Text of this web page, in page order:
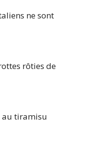
ne sont
rôties de
au tiramisu